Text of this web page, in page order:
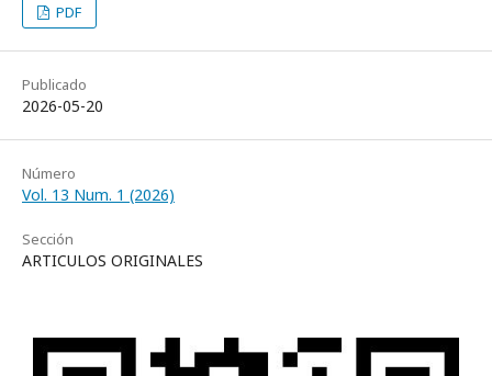
PDF
Publicado
2026-05-20
Número
Vol. 13 Num. 1 (2026)
Sección
ARTICULOS ORIGINALES